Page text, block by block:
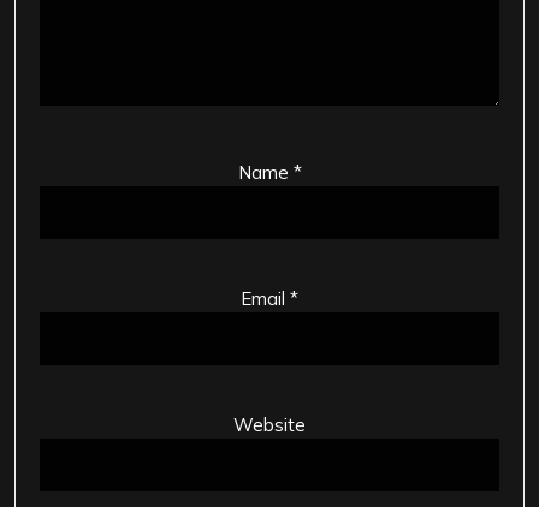
Name *
Email *
Website